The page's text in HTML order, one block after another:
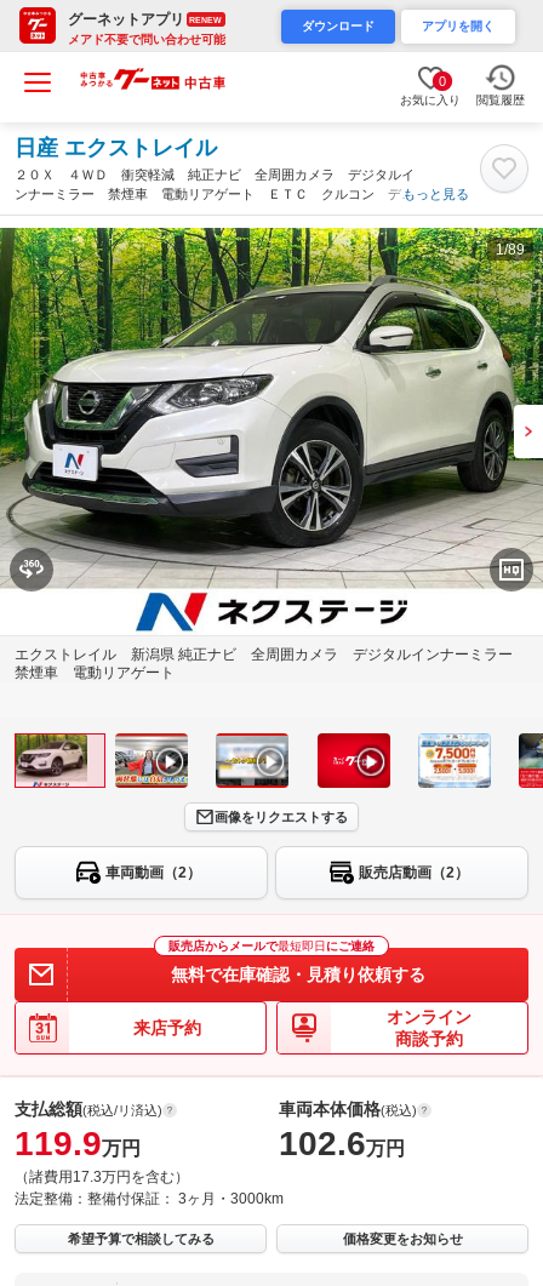
グーネットアプリ RENEW
メアド不要で問い合わせ可能
ダウンロード アプリを開く
0
お気に入り 閲覧履歴
日産 エクストレイル
２０Ｘ ４ＷＤ 衝突軽減 純正ナビ 全周囲カメラ デジタルイ
ンナーミラー 禁煙車 電動リアゲート ＥＴＣ クルコン デュ
アルオートエアコン フルセグ ＣＤ再生 ＵＳＢ端子 アイドリ
ングストップ（新潟県）
もっと見る
1/89
エクストレイル 新潟県 純正ナビ 全周囲カメラ デジタルインナーミラー
禁煙車 電動リアゲート
画像をリクエストする
車両動画（2） 販売店動画（2）
販売店からメールで最短即日 にご連絡
無料で在庫確認・見積り依頼する
来店予約
オンライン
商談予約
支払総額(税込/リ済込)
119.9万円
（諸費用17.3万円を含む）
車両本体価格(税込)
102.6万円
法定整備： 整備付保証： 3ヶ月・3000km
希望予算で相談してみる 価格変更をお知らせ